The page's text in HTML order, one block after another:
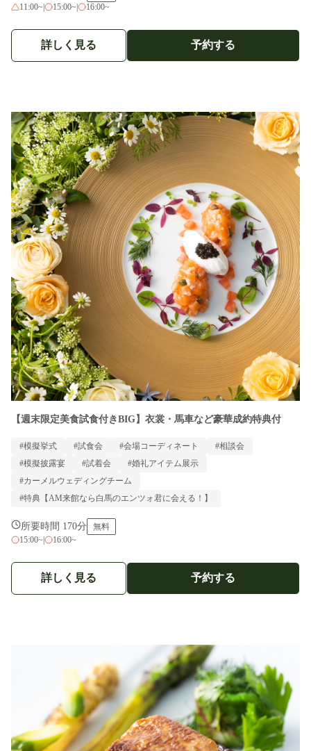
11:00~| 15:00~| 16:00~
詳しく見る 予約する
【週末限定美食試食付きBIG】衣裳・馬車など豪華成約特典付
#模擬挙式 #試食会 #会場コーディネート
#相談会
#模擬披露宴
#試着会
#婚礼アイテム展示
#カーメルウェディングチーム
#特典【AM来館なら白馬のエンツォ君に会える！】
所要時間 170分
無料
15:00~| 16:00~
詳しく見る 予約する